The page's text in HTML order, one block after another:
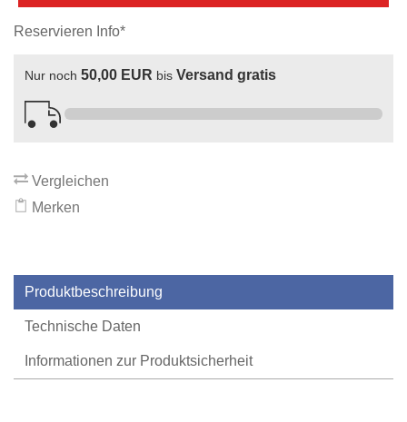
Reservieren Info*
Nur noch 50,00 EUR bis Versand gratis
Vergleichen
Merken
Produktbeschreibung
Technische Daten
Informationen zur Produktsicherheit